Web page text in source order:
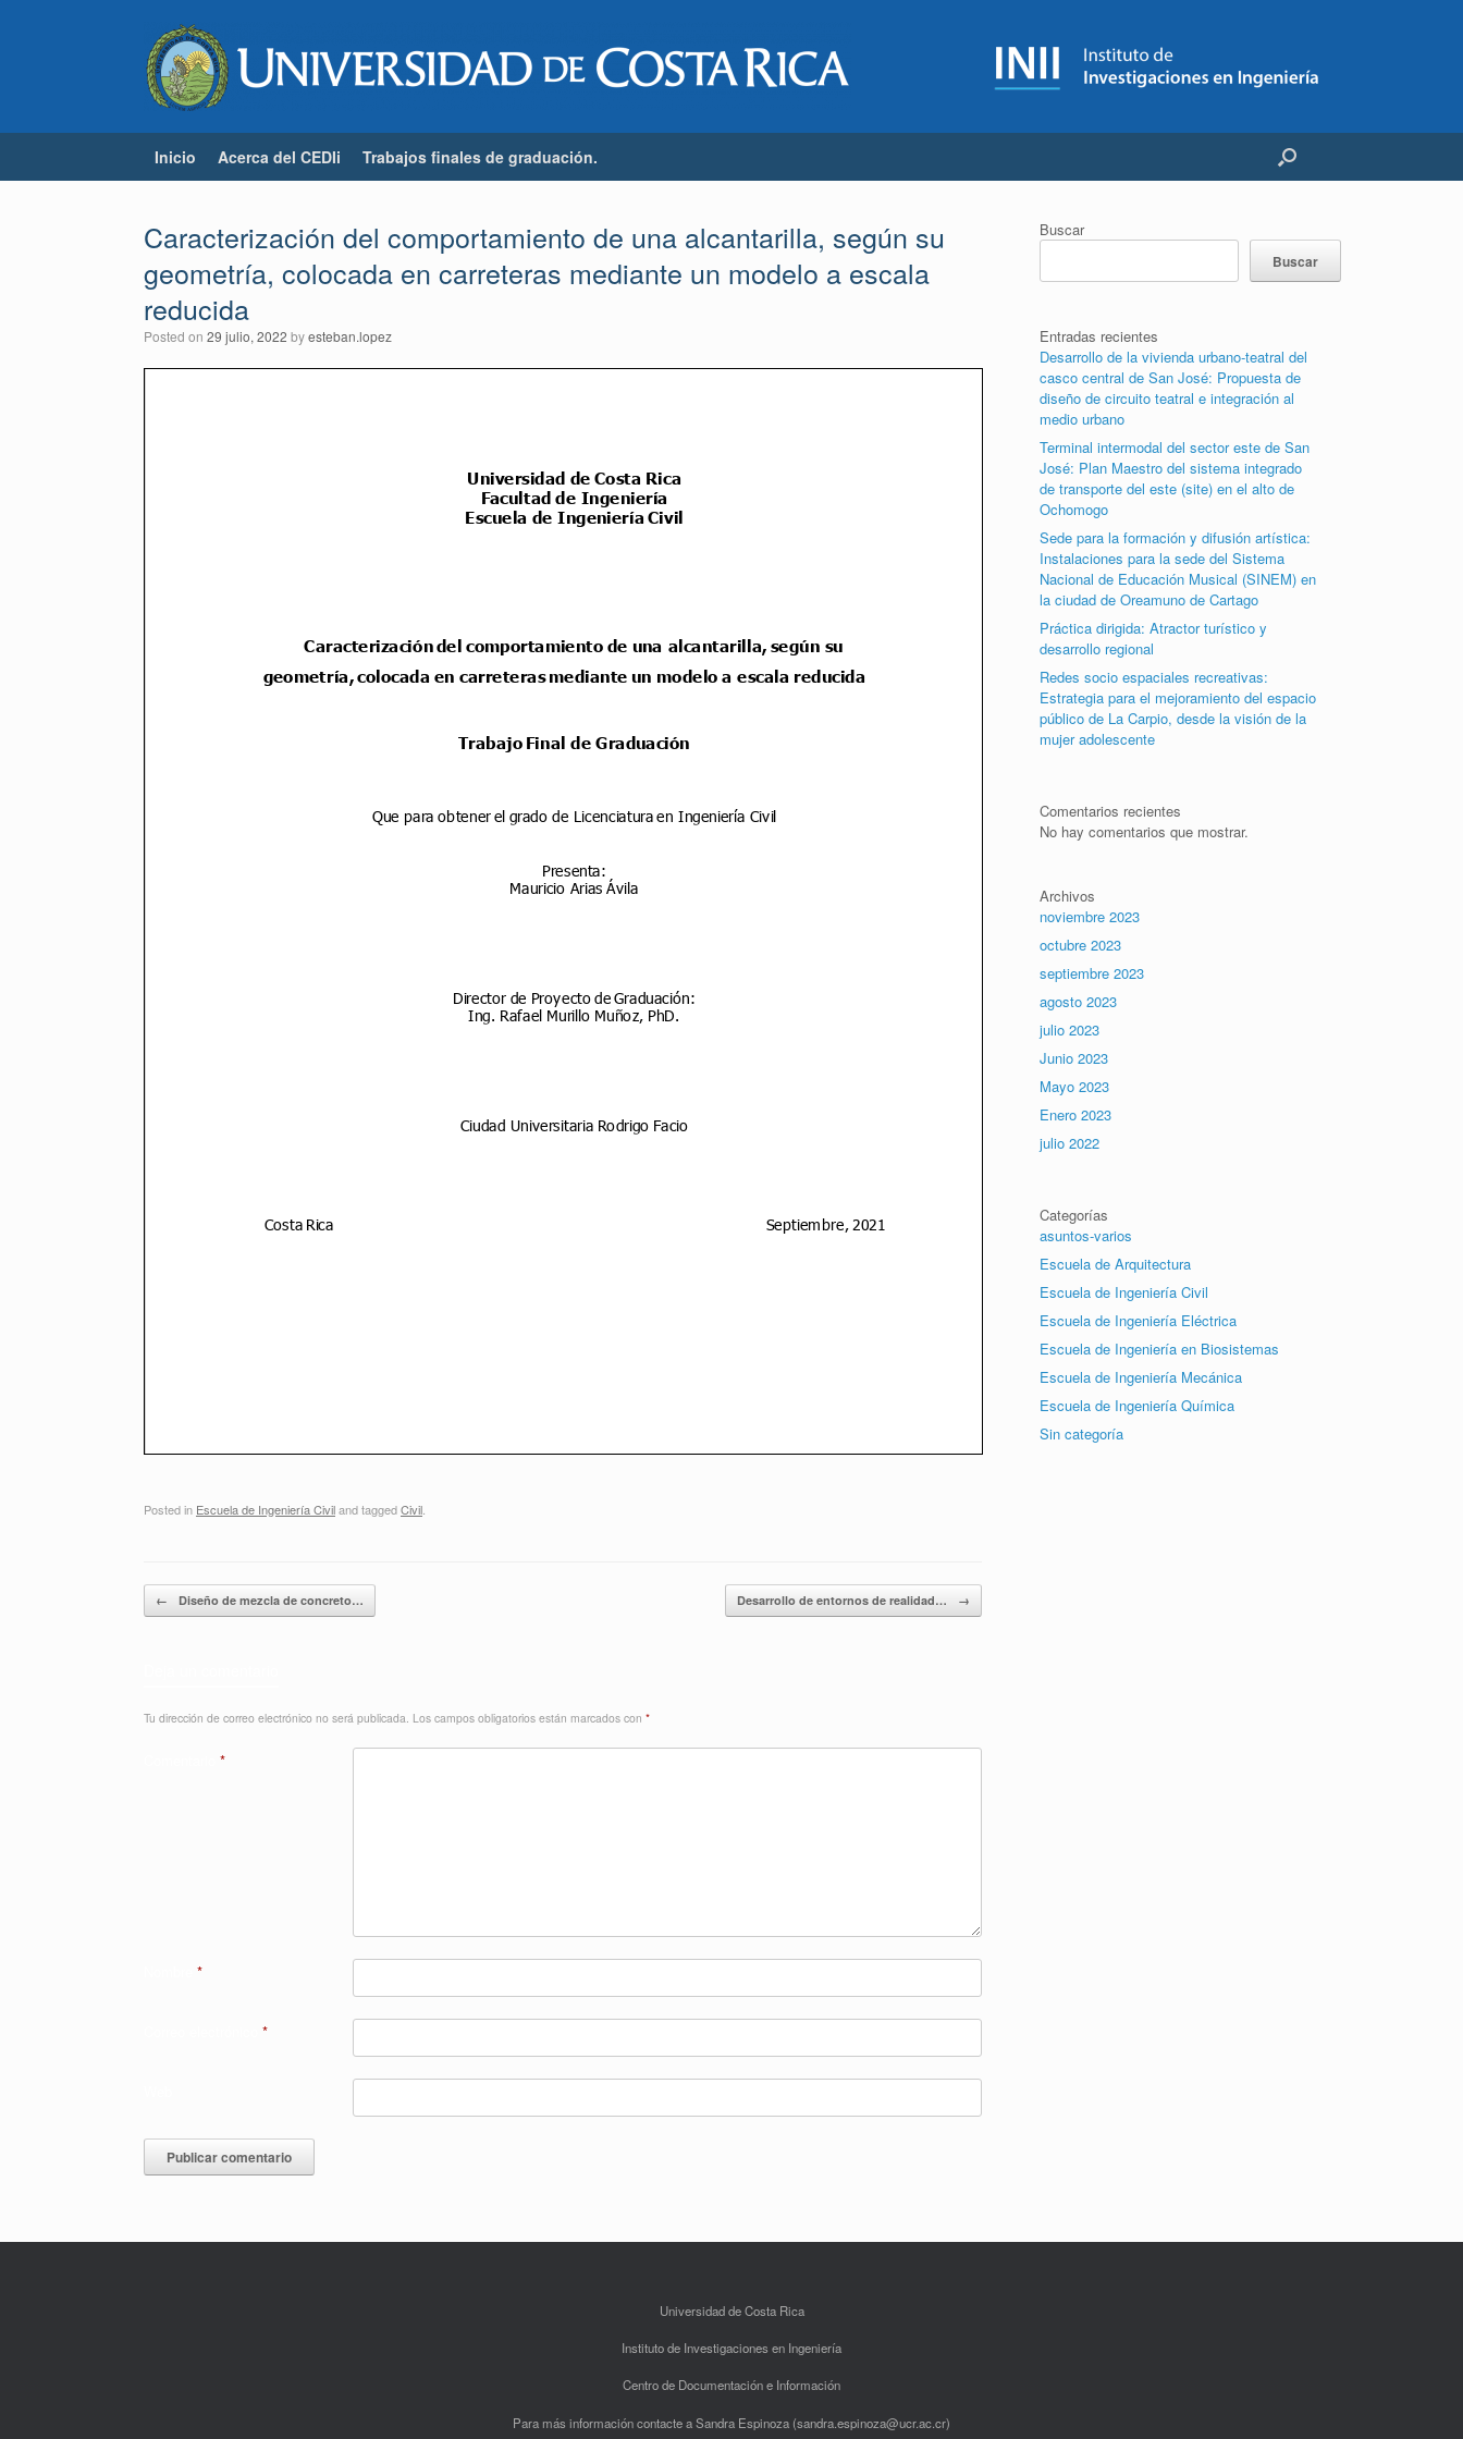
Inicio Acerca del CEDIi Trabajos finales de graduación.
Caracterización del comportamiento de una alcantarilla, según su
geometría, colocada en carreteras mediante un modelo a escala
reducida
Posted on 29 julio, 2022 byesteban.lopez
Posted in Escuela de Ingeniería Civiland taggedCivil
Post navigation
← Diseño de mezcla de concreto… Desarrollo de entornos de realidad… →
Tu dirección de correo electrónico no será publicada. Los campos obligatorios están marcados con *
*
*
*
Buscar
Buscar
Entradas recientes
Desarrollo de la vivienda urbano-teatral del
casco central de San José: Propuesta de
diseño de circuito teatral e integración al
medio urbano
Terminal intermodal del sector este de San
José: Plan Maestro del sistema integrado
de transporte del este (site) en el alto de
Ochomogo
Sede para la formación y difusión artística:
Instalaciones para la sede del Sistema
Nacional de Educación Musical (SINEM) en
la ciudad de Oreamuno de Cartago
Práctica dirigida: Atractor turístico y
desarrollo regional
Redes socio espaciales recreativas:
Estrategia para el mejoramiento del espacio
público de La Carpio, desde la visión de la
mujer adolescente
Comentarios recientes
No hay comentarios que mostrar.
Archivos
noviembre 2023
octubre 2023
septiembre 2023
agosto 2023
julio 2023
Junio 2023
Mayo 2023
Enero 2023
julio 2022
Categorías
asuntos-varios
Escuela de Arquitectura
Escuela de Ingeniería Civil
Escuela de Ingeniería Eléctrica
Escuela de Ingeniería en Biosistemas
Escuela de Ingeniería Mecánica
Escuela de Ingeniería Química
Sin categoría
Universidad de Costa Rica
Instituto de Investigaciones en Ingeniería
Centro de Documentación e Información
Para más información contacte a Sandra Espinoza (sandra.espinoza@ucr.ac.cr)